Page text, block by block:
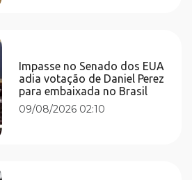
Impasse no Senado dos EUA
adia votação de Daniel Perez
para embaixada no Brasil
09/08/2026 02:10